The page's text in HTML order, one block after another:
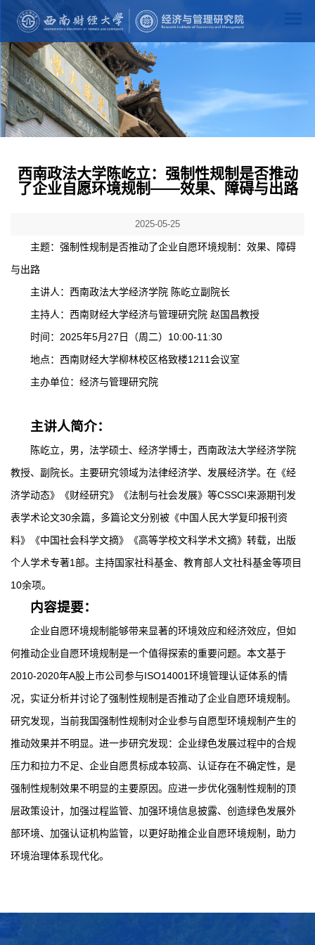
西南政法大学陈屹立：强制性规制是否推动
了企业自愿环境规制——效果、障碍与出路
2025-05-25
主题：强制性规制是否推动了企业自愿环境规制：效果、障碍
与出路
主讲人：西南政法大学经济学院 陈屹立副院长
主持人：西南财经大学经济与管理研究院 赵国昌教授
时间：2025年5月27日（周二）10:00-11:30
地点：西南财经大学柳林校区格致楼1211会议室
主办单位：经济与管理研究院
主讲人简介：
陈屹立，男，法学硕士、经济学博士，西南政法大学经济学院
教授、副院长。主要研究领域为法律经济学、发展经济学。在《经
济学动态》《财经研究》《法制与社会发展》等CSSCI来源期刊发
表学术论文30余篇，多篇论文分别被《中国人民大学复印报刊资
料》《中国社会科学文摘》《高等学校文科学术文摘》转载，出版
个人学术专著1部。主持国家社科基金、教育部人文社科基金等项目
10余项。
内容提要：
企业自愿环境规制能够带来显著的环境效应和经济效应，但如
何推动企业自愿环境规制是一个值得探索的重要问题。本文基于
2010-2020年A股上市公司参与ISO14001环境管理认证体系的情
况，实证分析并讨论了强制性规制是否推动了企业自愿环境规制。
研究发现，当前我国强制性规制对企业参与自愿型环境规制产生的
推动效果并不明显。进一步研究发现：企业绿色发展过程中的合规
压力和拉力不足、企业自愿贯标成本较高、认证存在不确定性，是
强制性规制效果不明显的主要原因。应进一步优化强制性规制的顶
层政策设计，加强过程监管、加强环境信息披露、创造绿色发展外
部环境、加强认证机构监管，以更好助推企业自愿环境规制，助力
环境治理体系现代化。